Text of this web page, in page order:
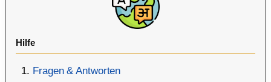
Hilfe
Fragen & Antworten